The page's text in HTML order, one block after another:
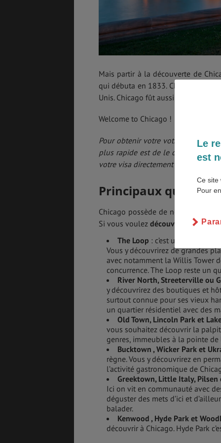
Mais partir à la découverte de
qui débuta en 1833. Chicago fût
Unis. Chicago fût aussi la première
Welcome to Chicago !
Pour obtenir votre votre visa
plus rapide est de le demander en
votre visa directement par e-mail.
Principaux quartiers
Chicago possède de nombreux
Si vous voulez découvrir Chicago,
The Loop : c’est un quartier
Vous y découvrirez de grandes
avec notamment la Willis Tower
concurrence. The Loop reste un
River North, Streeterville ou
y découvrirez des boutiques et
surtout connue pour ses vieux
un quartier résidentiel avec des
Old Town, Lincoln Park et
vous souhaitez découvrir la
genres, immeubles à la pointe
Bucktown , Wicker Park et
règne. Vous y découvrirez en
l’activité gastronomique de
Greektown, Little Italy, Pilsen
Ici on vit en communauté avec
déguster des mets d’ici et
balader.
Kenwood , Hyde Park et
découvrir à Chicago. Hyde Park
Le
est
Ce site
Pour